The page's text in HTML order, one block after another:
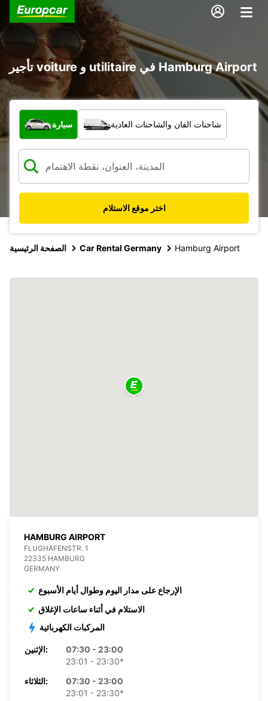
تأجير voiture و utilitaire في Hamburg Airport
ما نوع المركبة؟
سيارة شاحنات الفان والشاحنات العادية
اختر موقع الاستلام
الصفحة الرئيسية Car Rental Germany Hamburg Airport
HAMBURG AIRPORT
FLUGHAFENSTR. 1
22335 HAMBURG
GERMANY
الإرجاع على مدار اليوم وطوال أيام الأسبوع
الاستلام في أثناء ساعات الإغلاق
المركبات الكهربائية
الإثنين:
07:30 - 23:00
23:01 - 23:30*
الثلاثاء:
07:30 - 23:00
23:01 - 23:30*